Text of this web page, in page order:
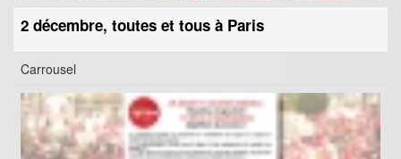
2 décembre, toutes et tous à Paris
Carrousel